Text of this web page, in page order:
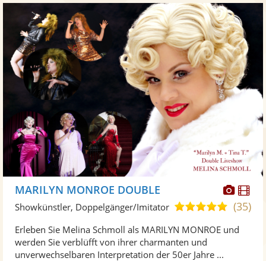
Fotos
MARILYN MONROE DOUBLE
4,9
5
(35)
Showkünstler, Doppelgänger/Imitator
Erleben Sie Melina Schmoll als MARILYN MONROE und
werden Sie verblüfft von ihrer charmanten und
unverwechselbaren Interpretation der 50er Jahre ...